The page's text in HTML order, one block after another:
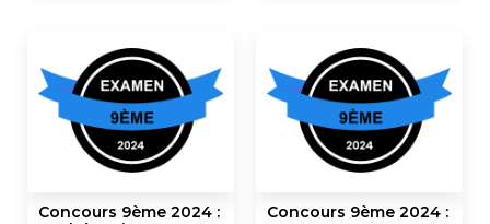
Concours 9ème 2024 :
Concours 9ème 2024 :